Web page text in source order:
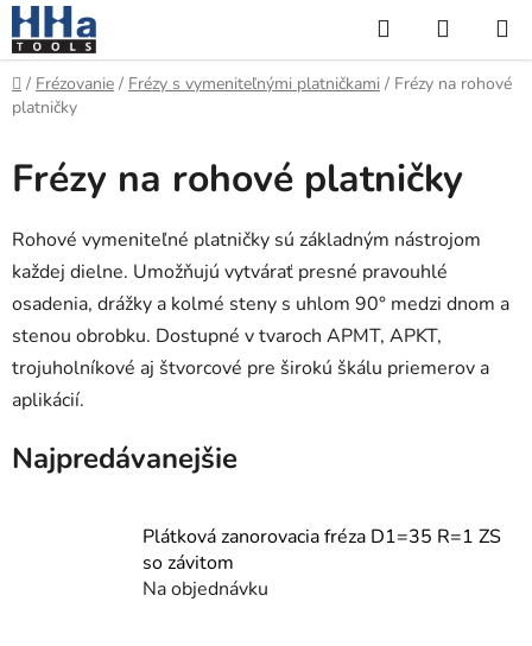
Prejsť
na
obsah
Hľadať
KOŠÍK
Domov
/ Frézovanie / Frézy s vymeniteľnými platničkami / Frézy na rohové
platničky
Frézy na rohové platničky
Rohové vymeniteľné platničky sú základným nástrojom
každej dielne. Umožňujú vytvárať presné pravouhlé
osadenia, drážky a kolmé steny s uhlom 90° medzi dnom a
stenou obrobku. Dostupné v tvaroch APMT, APKT,
trojuholníkové aj štvorcové pre širokú škálu priemerov a
aplikácií.
Najpredávanejšie
Plátková zanorovacia fréza D1=35 R=1 ZS
so závitom
Na objednávku